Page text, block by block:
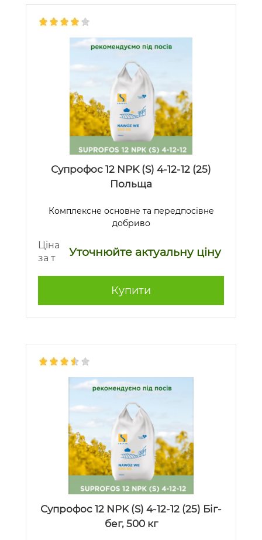
Супрофос 12 NPK (S) 4-12-12 (25)
Польща
Комплексне основне та передпосівне
добриво
Ціна
за т
Уточнюйте актуальну ціну
Купити
Супрофос 12 NPK (S) 4-12-12 (25) Біг-
бег, 500 кг